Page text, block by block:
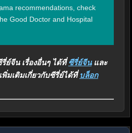
recommendations, check
Good Doctor and Hospital
ย์จีน เรื่องอื่นๆ ได้ที่ซีรี่ย์จีนและ
พิ่มเติมเกี่ยวกับซีรี่ย์ได้ที่ บล็อก